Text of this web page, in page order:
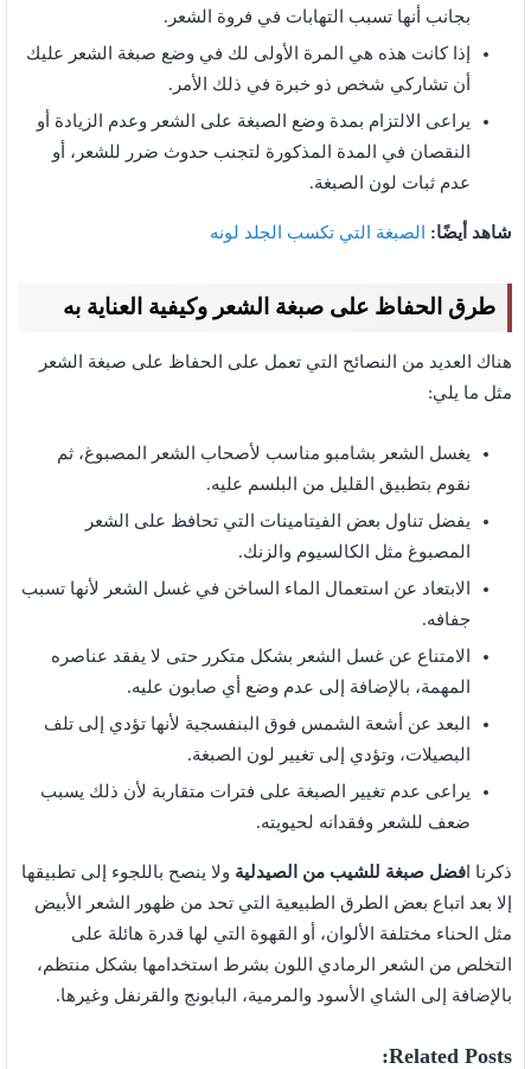
بجانب أنها تسبب التهابات في فروة الشعر.
إذا كانت هذه هي المرة الأولى لك في وضع صبغة الشعر عليك
أن تشاركي شخص ذو خبرة في ذلك الأمر.
يراعى الالتزام بمدة وضع الصبغة على الشعر وعدم الزيادة أو
النقصان في المدة المذكورة لتجنب حدوث ضرر للشعر، أو
عدم ثبات لون الصبغة.
شاهد أيضًا: الصبغة التي تكسب الجلد لونه
طرق الحفاظ على صبغة الشعر وكيفية العناية به
هناك العديد من النصائح التي تعمل على الحفاظ على صبغة الشعر
مثل ما يلي:
يغسل الشعر بشامبو مناسب لأصحاب الشعر المصبوغ، ثم
نقوم بتطبيق القليل من البلسم عليه.
يفضل تناول بعض الفيتامينات التي تحافظ على الشعر
المصبوغ مثل الكالسيوم والزنك.
الابتعاد عن استعمال الماء الساخن في غسل الشعر لأنها تسبب
جفافه.
الامتناع عن غسل الشعر بشكل متكرر حتى لا يفقد عناصره
المهمة، بالإضافة إلى عدم وضع أي صابون عليه.
البعد عن أشعة الشمس فوق البنفسجية لأنها تؤدي إلى تلف
البصيلات، وتؤدي إلى تغيير لون الصبغة.
يراعى عدم تغيير الصبغة على فترات متقاربة لأن ذلك يسبب
ضعف للشعر وفقدانه لحيويته.
ذكرنا ا فضل صبغة للشيب من الصيدلية ولا ينصح باللجوء إلى تطبيقها
إلا بعد اتباع بعض الطرق الطبيعية التي تحد من ظهور الشعر الأبيض
مثل الحناء مختلفة الألوان، أو القهوة التي لها قدرة هائلة على
التخلص من الشعر الرمادي اللون بشرط استخدامها بشكل منتظم،
بالإضافة إلى الشاي الأسود والمرمية، البابونج والقرنفل وغيرها.
Related Posts: